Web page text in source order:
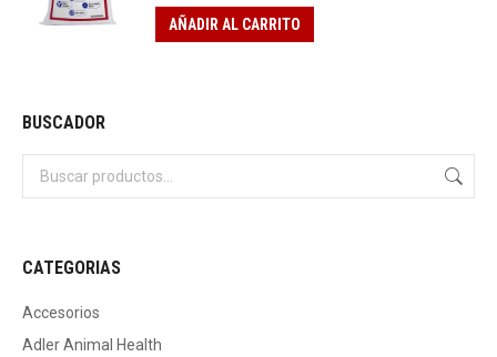
AÑADIR AL CARRITO
BUSCADOR
CATEGORIAS
Accesorios
Adler Animal Health